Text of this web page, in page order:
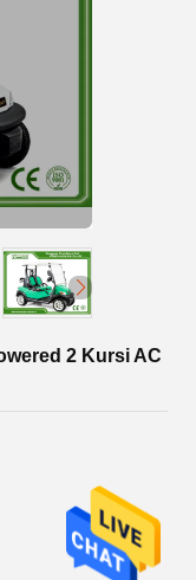
2 Kursi AC